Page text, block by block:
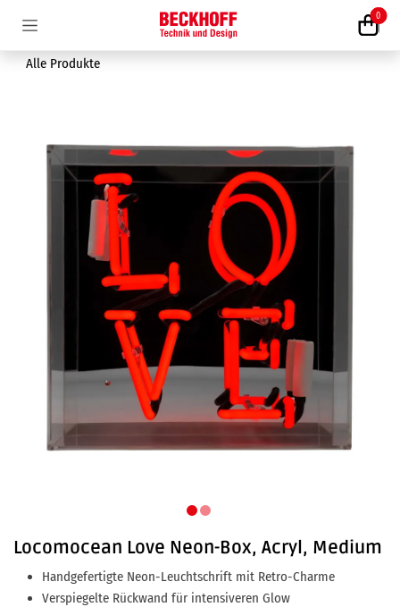
0
Alle Produkte
Locomocean Love Neon-Box, Acryl, Medium
Handgefertigte Neon-Leuchtschrift mit Retro-Charme
Verspiegelte Rückwand für intensiveren Glow